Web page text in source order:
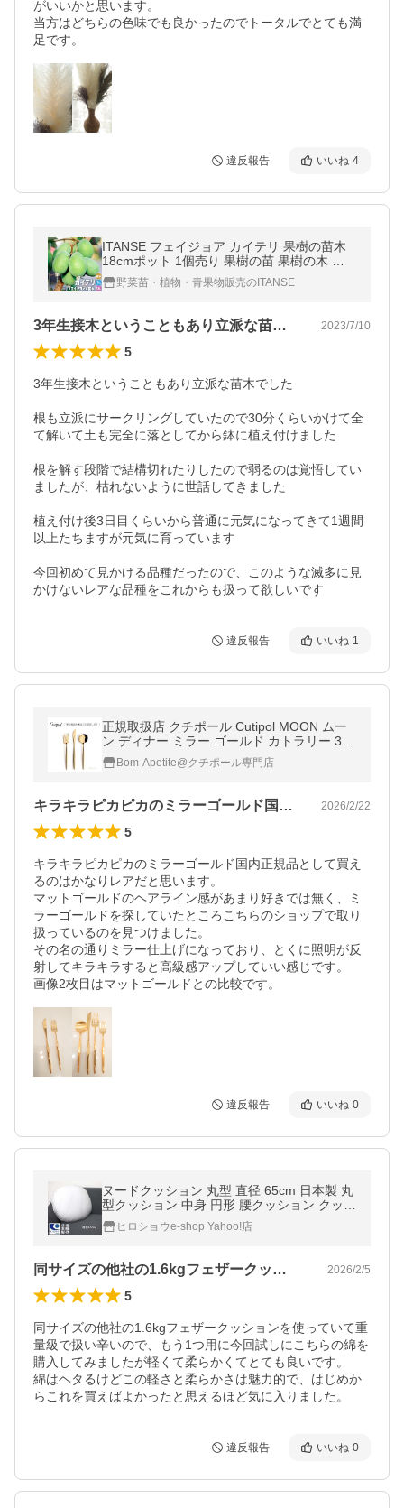
がいいかと思います。
当方はどちらの色味でも良かったのでトータルでとても満
足です。
違反報告 いいね 4
ITANSE フェイジョア カイテリ 果樹の苗木
18cmポット 1個売り 果樹の苗 果樹の木 熱
帯 イタンセ公式
野菜苗・植物・青果物販売のITANSE
3年生接木ということもあり立派な苗木で… 2023/7/10
5
3年生接木ということもあり立派な苗木でした
根も立派にサークリングしていたので30分くらいかけて全
て解いて土も完全に落としてから鉢に植え付けました
根を解す段階で結構切れたりしたので弱るのは覚悟してい
ましたが、枯れないように世話してきました
植え付け後3日目くらいから普通に元気になってきて1週間
以上たちますが元気に育っています
今回初めて見かける品種だったので、このような滅多に見
かけないレアな品種をこれからも扱って欲しいです
違反報告 いいね 1
正規取扱店 クチポール Cutipol MOON ムー
ン ディナー ミラー ゴールド カトラリー 3点
セット ディナーナイフ ディナーフォーク テ
ーブルスプーン 爆買
Bom-Apetite@クチポール専門店
キラキラピカピカのミラーゴールド国内正… 2026/2/22
5
キラキラピカピカのミラーゴールド国内正規品として買え
るのはかなりレアだと思います。
マットゴールドのヘアライン感があまり好きでは無く、ミ
ラーゴールドを探していたところこちらのショップで取り
扱っているのを見つけました。
その名の通りミラー仕上げになっており、とくに照明が反
射してキラキラすると高級感アップしていい感じです。
画像2枚目はマットゴールドとの比較です。
違反報告 いいね 0
ヌードクッション 丸型 直径 65cm 日本製 丸
型クッション 中身 円形 腰クッション クッシ
ョンBODY クッションカバー 洗える 送料無
料 ヒロショウe-shop Yahoo!店
同サイズの他社の1.6kgフェザークッ… 2026/2/5
5
同サイズの他社の1.6kgフェザークッションを使っていて重
量級で扱い辛いので、もう1つ用に今回試しにこちらの綿を
購入してみましたが軽くて柔らかくてとても良いです。
綿はヘタるけどこの軽さと柔らかさは魅力的で、はじめか
らこれを買えばよかったと思えるほど気に入りました。
違反報告 いいね 0